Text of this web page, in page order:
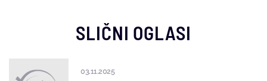
SLIČNI OGLASI
17.03.2026